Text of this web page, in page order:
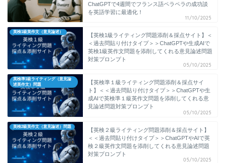
ChatGPTで4週間でフランス語ペラペラの成功談
を英語学習に最適化！
11/10/2025
英検1級英作文（意見論述）
【英検1級ライティング問題添削＆採点サイト】＜
＜過去問貼り付けタイプ＞＞ChatGPTや生成AIで
英検1級英作文問題を添削してくれる意見論述問題
対策プロンプト
05/10/2025
英検準1級ライティング（意見論
述英作文）問題
【英検準１級ライティング問題添削＆採点サイ
ト】＜＜過去問貼り付けタイプ＞＞ChatGPTや生
成AIで英検準１級英作文問題を添削してくれる意
見論述問題対策プロンプト
05/10/2025
英検2級英作文（意見論述）問題
【英検２級ライティング問題添削＆採点サイト】
＜＜過去問貼り付けタイプ＞＞ChatGPTやAIで英
検２級英作文問題を添削してくれる意見論述問題
対策プロンプト
05/10/2025